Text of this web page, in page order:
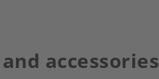
accessories